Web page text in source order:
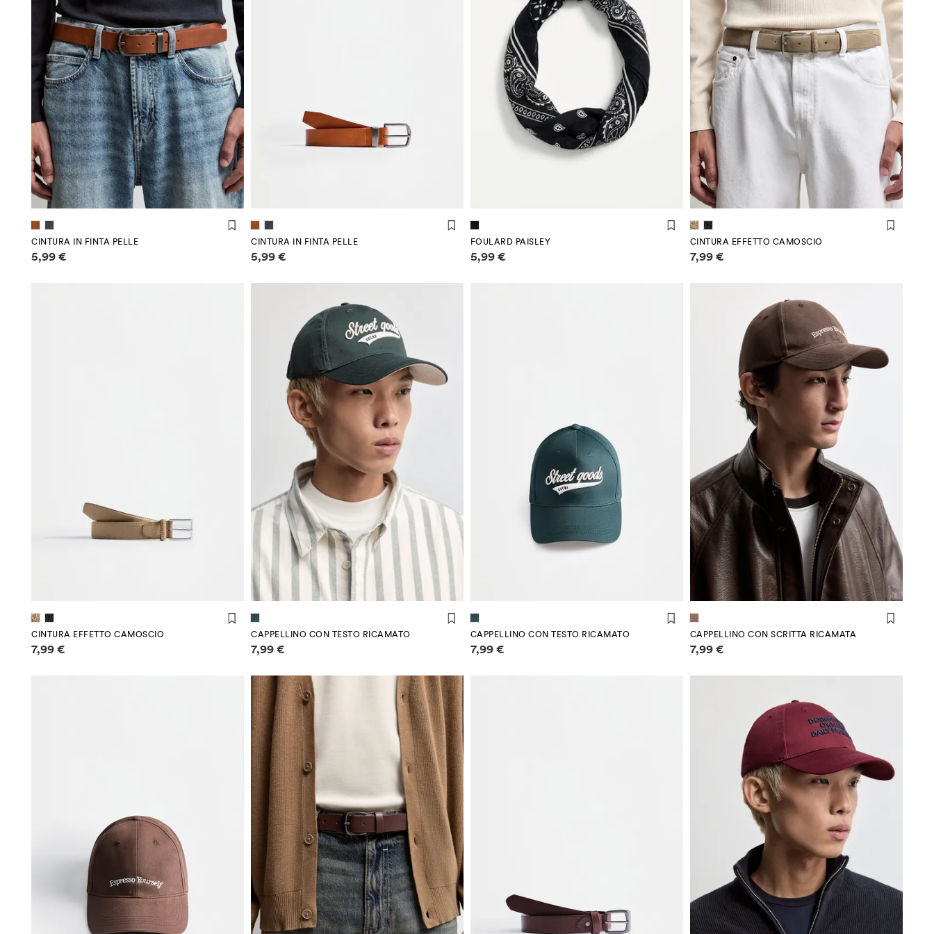
(90 cm) (95 cm) (100 cm)
CINTURA IN FINTA PELLE
Informazioni sui prezzi
5,99 €
CINTURA IN FINTA PELLE
Informazioni sui prezzi
5,99 €
FOULARD PAISLEY
Informazioni sui prezzi
5,99 €
(95 cm)
CINTURA EFFETTO CAMOSCIO
Informazioni sui prezzi
7,99 €
CINTURA EFFETTO CAMOSCIO
Informazioni sui prezzi
7,99 €
CAPPELLINO CON TESTO RICAMATO
Informazioni sui prezzi
7,99 €
CAPPELLINO CON TESTO RICAMATO
Informazioni sui prezzi
7,99 €
CAPPELLINO CON SCRITTA RICAMATA
Informazioni sui prezzi
7,99 €